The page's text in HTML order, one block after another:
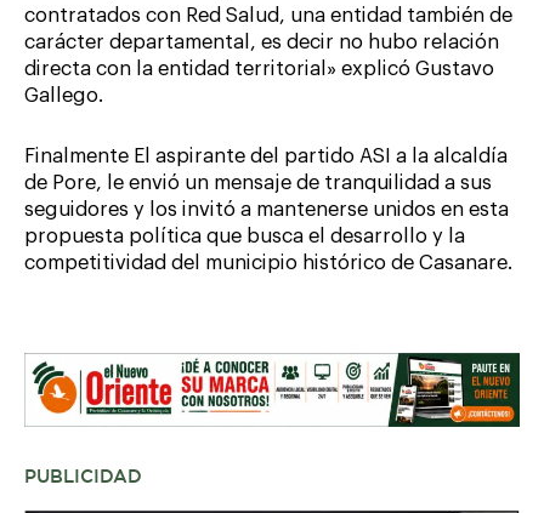
contratados con Red Salud, una entidad también de
carácter departamental, es decir no hubo relación
directa con la entidad territorial» explicó Gustavo
Gallego.
Finalmente El aspirante del partido ASI a la alcaldía
de Pore, le envió un mensaje de tranquilidad a sus
seguidores y los invitó a mantenerse unidos en esta
propuesta política que busca el desarrollo y la
competitividad del municipio histórico de Casanare.
PUBLICIDAD